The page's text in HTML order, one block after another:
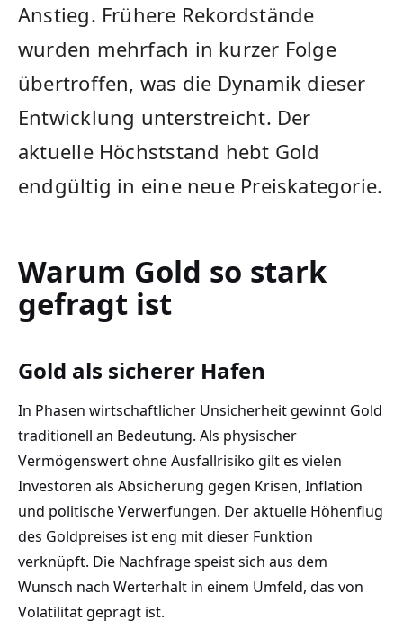
Anstieg. Frühere Rekordstände
wurden mehrfach in kurzer Folge
übertroffen, was die Dynamik dieser
Entwicklung unterstreicht. Der
aktuelle Höchststand hebt Gold
endgültig in eine neue Preiskategorie.
Warum Gold so stark
gefragt ist
Gold als sicherer Hafen
In Phasen wirtschaftlicher Unsicherheit gewinnt Gold
traditionell an Bedeutung. Als physischer
Vermögenswert ohne Ausfallrisiko gilt es vielen
Investoren als Absicherung gegen Krisen, Inflation
und politische Verwerfungen. Der aktuelle Höhenflug
des Goldpreises ist eng mit dieser Funktion
verknüpft. Die Nachfrage speist sich aus dem
Wunsch nach Werterhalt in einem Umfeld, das von
Volatilität geprägt ist.